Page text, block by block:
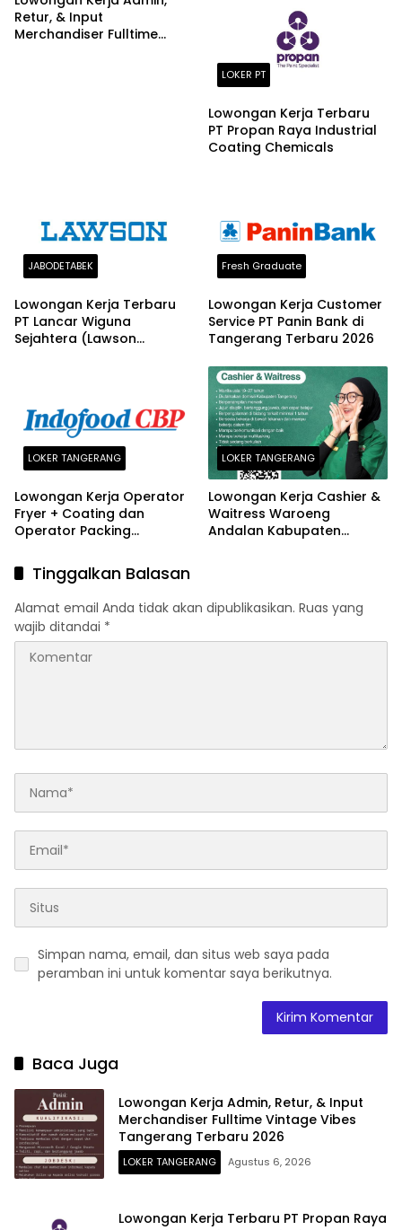
Retur, & Input
Merchandiser Fulltime
LOKER PT
Lowongan Kerja Terbaru
PT Propan Raya Industrial
Coating Chemicals
JABODETABEK
Lowongan Kerja Terbaru
PT Lancar Wiguna
Sejahtera (Lawson
Fresh Graduate
Lowongan Kerja Customer
Service PT Panin Bank di
Tangerang Terbaru 2026
LOKER TANGERANG
Lowongan Kerja Operator
Fryer + Coating dan
Operator Packing
Tangerang 2026
LOKER TANGERANG
Lowongan Kerja Cashier &
Waitress Waroeng
Andalan Kabupaten
Tinggalkan Balasan
Alamat email Anda tidak akan dipublikasikan. Ruas yang
wajib ditandai *
Simpan nama, email, dan situs web saya pada
peramban ini untuk komentar saya berikutnya.
Baca Juga
Lowongan Kerja Admin, Retur, & Input
Merchandiser Fulltime Vintage Vibes
Tangerang Terbaru 2026
LOKER TANGERANG Agustus 6, 2026
Lowongan Kerja Terbaru PT Propan Raya